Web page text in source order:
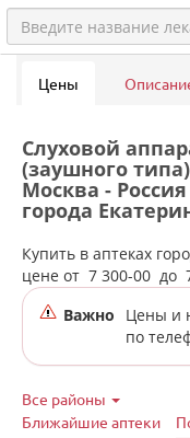
Цены
Слуховой
(заушного
Москва -
города
Купить в аптеках
цене от 7 300-00 до
Важно
Цены и
по
Все районы
Ближайшие аптеки